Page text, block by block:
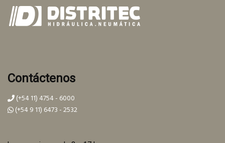
Contáctenos
(+54 11) 4754 - 6000
(+54 9 11) 6473 - 2532